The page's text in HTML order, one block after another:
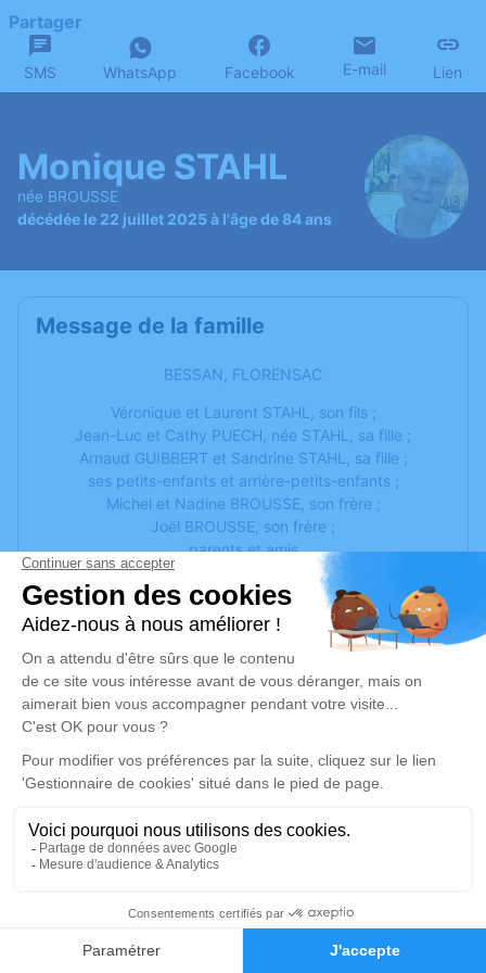
Faire-part Hommages
Partager
SMS WhatsApp Facebook E-mail Lien
Monique STAHL
née BROUSSE
décédée le 22 juillet 2025 à l'âge de 84 ans
Message de la famille
BESSAN, FLORENSAC
Véronique et Laurent STAHL, son fils ;
Jean-Luc et Cathy PUECH, née STAHL, sa fille ;
Arnaud GUIBBERT et Sandrine STAHL, sa fille ;
ses petits-enfants et arrière-petits-enfants ;
Michel et Nadine BROUSSE, son frère ;
Joël BROUSSE, son frère ;
parents et amis
ont la tristesse de vous faire part du décès de
Madame Monique STAHL née BROUSSE
survenu à l'âge de 84 ans.
La cérémonie religieuse aura lieu le lundi 28 juillet 2025, à
14 h 30, en l'église de Bessan,
suivie de la crémation dans l'intimité familiale.
Visites à la Chambre Funéraire l'Oppidum de Bessan, le
lundi 28 juillet 2025, de 10h à 12h.
Cérémonie religieuse